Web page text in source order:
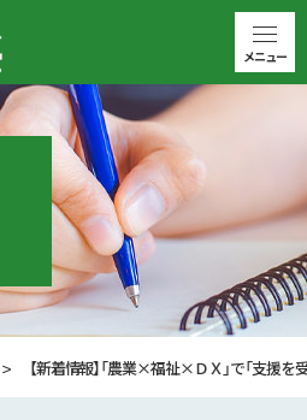
【新着情報】「農業×福祉×ＤＸ」で「支援を
メニュー